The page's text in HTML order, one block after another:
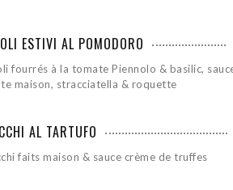
ESTIVI AL POMODORO
fourrés à la tomate Piennolo & basilic,
maison, stracciatella & roquette
AL TARTUFO
faits maison & sauce crème de truffes